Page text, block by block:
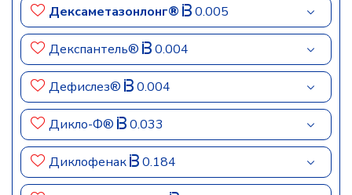
Дексаметазонлонг® 0.005
Декспантель® 0.004
Дефислез® 0.004
Дикло-Ф® 0.033
Диклофенак 0.184